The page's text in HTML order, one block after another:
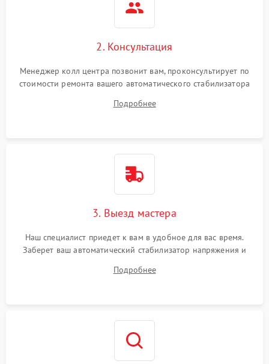
2. Консультация
Менеджер колл центра позвонит вам, проконсультирует по
стоимости ремонта вашего автоматического стабилизатора
Подробнее
3. Выезд мастера
Наш специалист приедет к вам в удобное для вас время.
Заберет ваш автоматический стабилизатор напряжения и
Подробнее